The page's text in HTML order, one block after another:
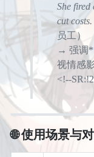
She fired
cut costs.
员工）
→ 强调
视情感
<!--
🌐使用场景与